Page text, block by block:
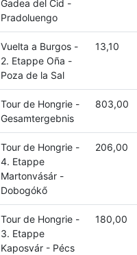
Gadea del Cid -
Pradoluengo
Vuelta a Burgos -
2. Etappe Oña -
Poza de la Sal
13,10
Tour de Hongrie -
Gesamtergebnis
803,00
Tour de Hongrie -
4. Etappe
Martonvásár -
Dobogókő
206,00
Tour de Hongrie -
3. Etappe
Kaposvár - Pécs
180,00